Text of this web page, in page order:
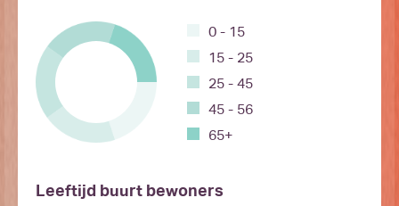
0 - 15
15 - 25
25 - 45
45 - 56
65+
Leeftijd buurt bewoners